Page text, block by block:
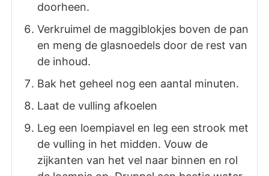
doorheen.
Verkruimel de maggiblokjes boven de pan
en meng de glasnoedels door de rest van
de inhoud.
Bak het geheel nog een aantal minuten.
Laat de vulling afkoelen
Leg een loempiavel en leg een strook met
de vulling in het midden. Vouw de
zijkanten van het vel naar binnen en rol